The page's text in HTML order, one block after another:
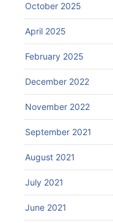
October 2025
April 2025
February 2025
December 2022
November 2022
September 2021
August 2021
July 2021
June 2021